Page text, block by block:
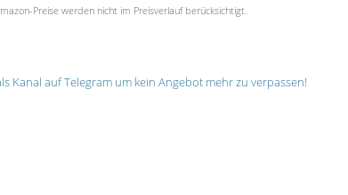
Preise werden nicht im Preisverlauf berücksichtigt.
Kanal auf Telegram um kein Angebot mehr zu verpassen!